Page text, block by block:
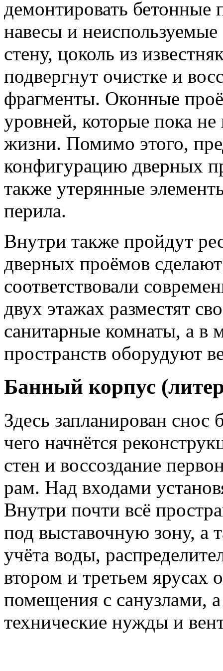
демонтировать бетонные
навесы и
стену, цоколь из
подвергнут очистке и
фрагменты. Оконные
уровней, которые пока
жизни. Помимо этого,
конфигурацию дверных
также утерянные
перила.
Внутри также пройдут
дверных проёмов
соответствовали
двух этажах разместят
санитарные комнаты, а в
пространств оборудуют
Банный корпус
Здесь запланирован снос
чего начнётся
стен и воссоздание
рам. Над входами
Внутри почти всё
под выставочную зону, а
учёта воды,
втором и третьем
помещения с санузлами,
технические нужды и